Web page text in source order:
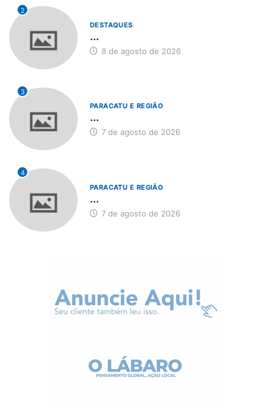
2
DESTAQUES
...
8 de agosto de 2026
3
PARACATU E REGIÃO
...
7 de agosto de 2026
4
PARACATU E REGIÃO
...
7 de agosto de 2026